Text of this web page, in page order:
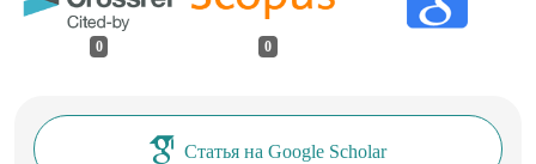
0 0
Статья на Google Scholar